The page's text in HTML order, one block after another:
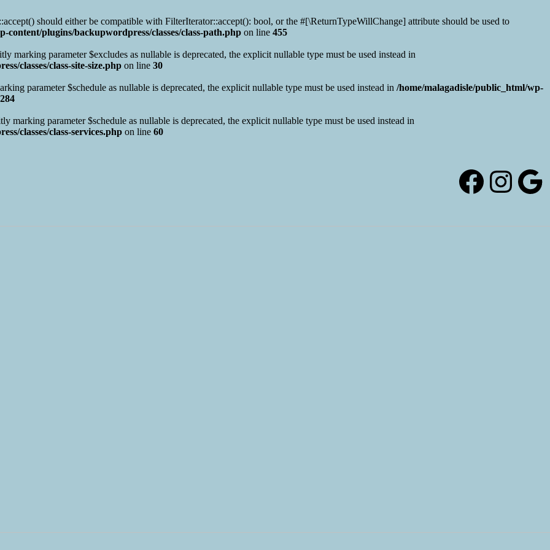
should either be compatible with FilterIterator::accept(): bool, or the #[\ReturnTypeWillChange] attribute should be used to
content/plugins/backupwordpress/classes/class-path.php on line 455
marking parameter $excludes as nullable is deprecated, the explicit nullable type must be used instead in
classes/class-site-size.php on line 30
parameter $schedule as nullable is deprecated, the explicit nullable type must be used instead in /home/malagadisle/public_html/wp-
284
marking parameter $schedule as nullable is deprecated, the explicit nullable type must be used instead in
classes/class-services.php on line 60